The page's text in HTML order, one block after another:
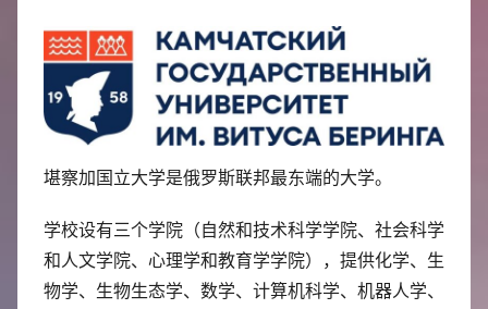
堪察加国立大学是俄罗斯联邦最东端的大学。
学校设有三个学院（自然和技术科学学院、社会科学
和人文学院、心理学和教育学学院），提供化学、生
物学、生物生态学、数学、计算机科学、机器人学、